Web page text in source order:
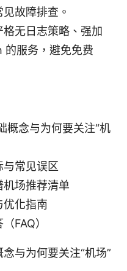
故障排查。
无日志策略、强加
服务，避免免费
概念与为何要关注“机
与常见误区
场推荐清单
优化指南
FAQ）
与为何要关注“机场”